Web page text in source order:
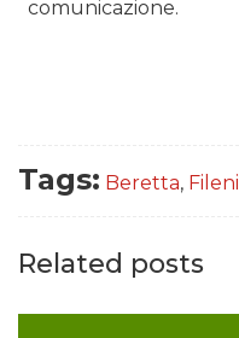
comunicazione.
Tags: Beretta, Fileni
Related posts